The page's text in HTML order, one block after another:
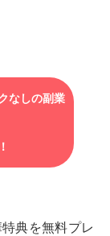
なしの副業
典を無料プレ